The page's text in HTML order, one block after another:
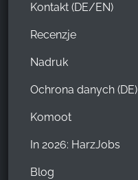
Kontakt (DE/EN)
Recenzje
Nadruk
Ochrona danych (DE)
Komoot
In 2026: HarzJobs
Blog